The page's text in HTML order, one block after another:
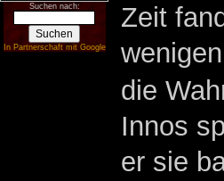
Suchen nach:
In Partnerschaft mit Google
Zeit
die
Innos
er sie